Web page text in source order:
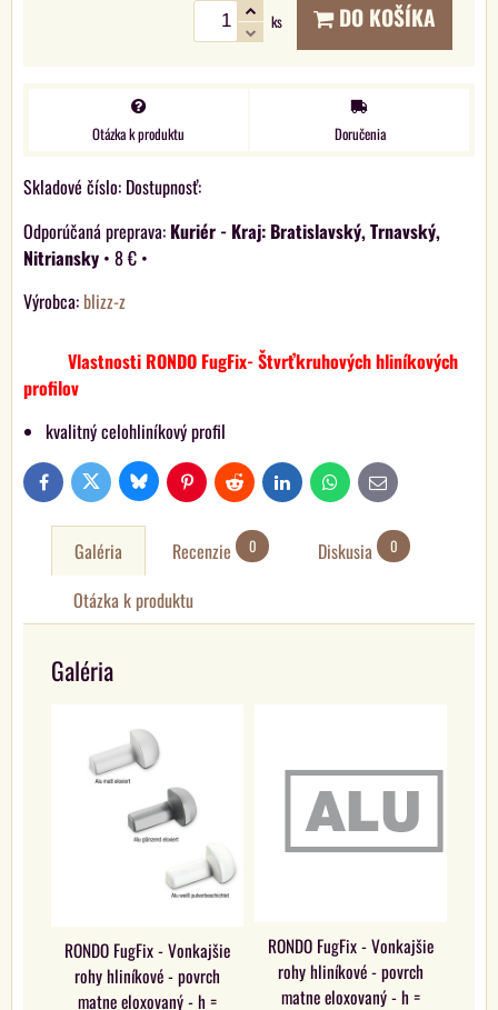
ks DO KOŠÍKA
Otázka k produktu Doručenia
Skladové číslo: Dostupnosť:
Kuriér - Kraj: Bratislavský, Trnavský,
Nitriansky • 8 € •
Výrobca: blizz-z
Vlastnosti RONDO FugFix- Štvrťkruhových hliníkových
profilov
kvalitný celohliníkový profil
FacebookTwitter Bluesky PinterestReddit LinkedIn WhatsAppE-
mail
Galéria Recenzie 0 Diskusia 0
Otázka k produktu
Galéria
RONDO FugFix - Vonkajšie
rohy hliníkové - povrch
matne eloxovaný - h =
RONDO FugFix - Vonkajšie
rohy hliníkové - povrch
matne eloxovaný - h =